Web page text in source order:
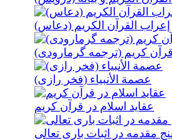
إعراب القرآن الکریم (دعاس)
قرآن کریم (ترجمه گرمارودی)
عصمة الأنبیاء (فخر رازی)
عقاید اسلام در قرآن کریم
مقدمه در اثبات باری تعالی